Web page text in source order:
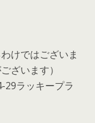
けではございま
ざいます）
29ラッキープラ